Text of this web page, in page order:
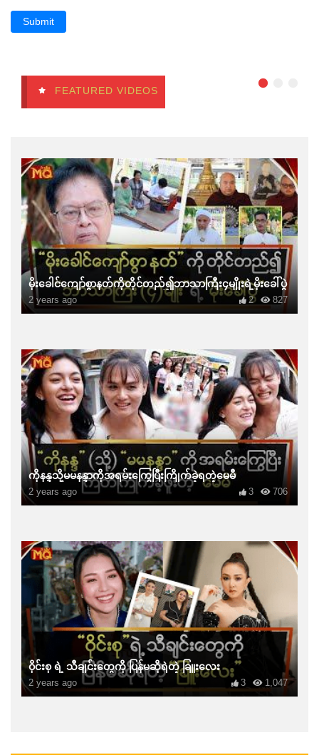
Submit
FEATURED VIDEOS
မိုးခေါင်ကျော်စွာနတ်ကိုတိုင်တည်၍ဘာသာကြီး၄မျိုးရဲ့မိုးခေါ်ပွဲ
2 years ago 827
2
ကိုနန္ဒသို့မမနန္ဒာကိုအရမ်းကြွေပြီးကြိုက်ခဲ့ရတဲ့မေမီ
2 years ago 706
3
ဝိုင်းစု ရဲ့ သီချင်းတွေကို ပြန်မဆိုရဲတဲ့ ခြူးလေး
2 years ago 1,047
3